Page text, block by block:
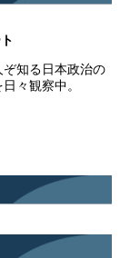
知る日本政治の
々観察中。